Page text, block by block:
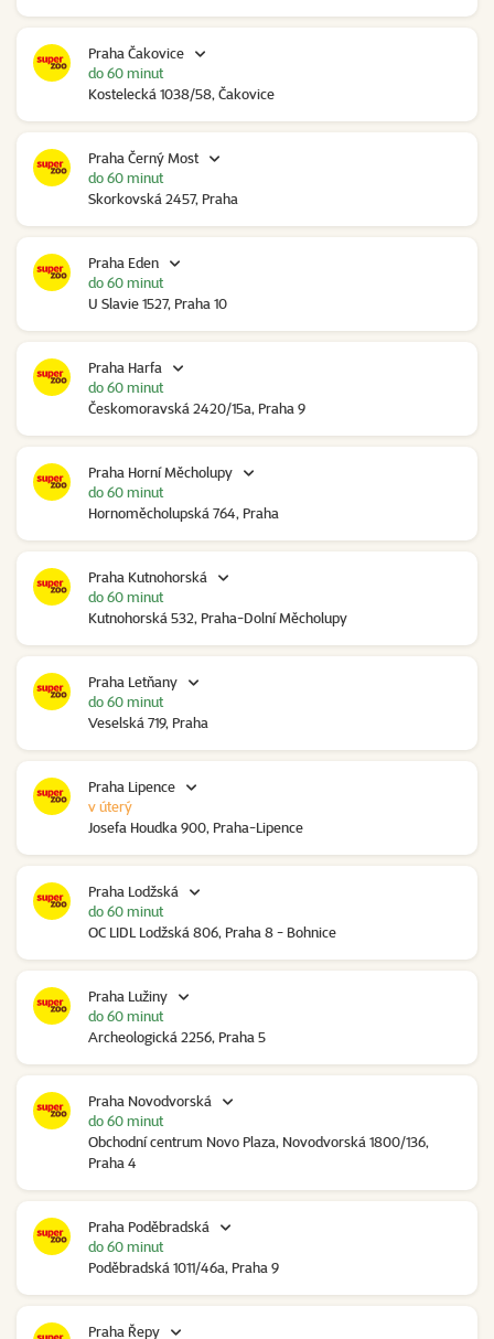
Praha Čakovice
Kostelecká 1038/58, Čakovice
do 60 minut
Praha Černý Most
Skorkovská 2457, Praha
do 60 minut
Praha Eden
U Slavie 1527, Praha 10
do 60 minut
Praha Harfa
Českomoravská 2420/15a, Praha 9
do 60 minut
Praha Horní Měcholupy
Hornoměcholupská 764, Praha
do 60 minut
Praha Kutnohorská
Kutnohorská 532, Praha-Dolní Měcholupy
do 60 minut
Praha Letňany
Veselská 719, Praha
do 60 minut
Praha Lipence
Josefa Houdka 900, Praha-Lipence
v úterý
Praha Lodžská
OC LIDL Lodžská 806, Praha 8 - Bohnice
do 60 minut
Praha Lužiny
Archeologická 2256, Praha 5
do 60 minut
Praha Novodvorská
Obchodní centrum Novo Plaza, Novodvorská 1800/136,
Praha 4
do 60 minut
Praha Poděbradská
Poděbradská 1011/46a, Praha 9
do 60 minut
Praha Řepy